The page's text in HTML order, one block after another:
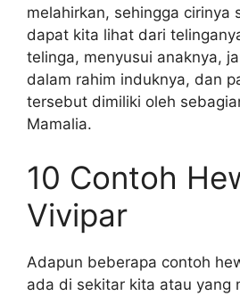
melahirkan, sehingga cirinya
dapat kita lihat dari
telinga, menyusui anaknya,
dalam rahim induknya, dan
tersebut dimiliki oleh
Mamalia.
10 Contoh
Vivipar
Adapun beberapa contoh
ada di sekitar kita atau yang